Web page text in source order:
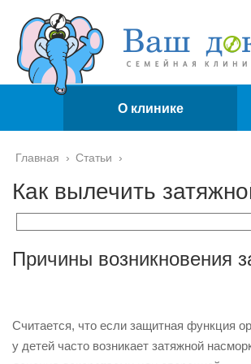
О клинике
Главная › Статьи ›
Как вылечить
Причины возникновения
Считается, что если защитная функция
у детей часто возникает затяжной